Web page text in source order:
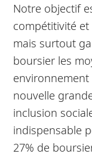
Notre objectif
compétitivité
mais surtout
boursier les
environnement
nouvelle
inclusion
indispensable
27% de